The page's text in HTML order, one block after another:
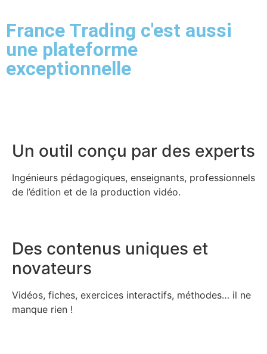
France Trading c'est aussi
une plateforme
exceptionnelle
Un outil conçu par des experts
Ingénieurs pédagogiques, enseignants, professionnels
de l’édition et de la production vidéo.
Des contenus uniques et
novateurs
Vidéos, fiches, exercices interactifs, méthodes… il ne
manque rien !